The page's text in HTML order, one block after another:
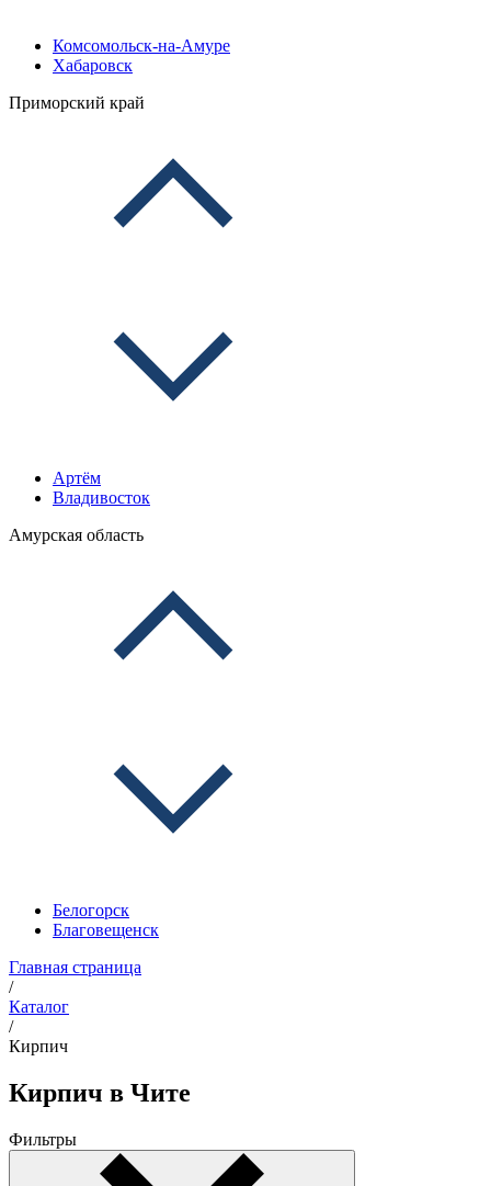
Комсомольск-на-Амуре
Хабаровск
Приморский край
Артём
Владивосток
Амурская область
Белогорск
Благовещенск
Главная страница
/
Каталог
/
Кирпич
Кирпич в Чите
Фильтры